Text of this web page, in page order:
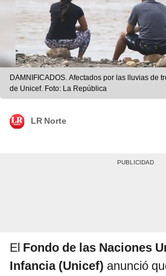
DAMNIFICADOS. Afectados por las lluvias de
de Unicef. Foto: La República
LR Norte
El Fondo de las Naciones
Infancia (Unicef) anunció